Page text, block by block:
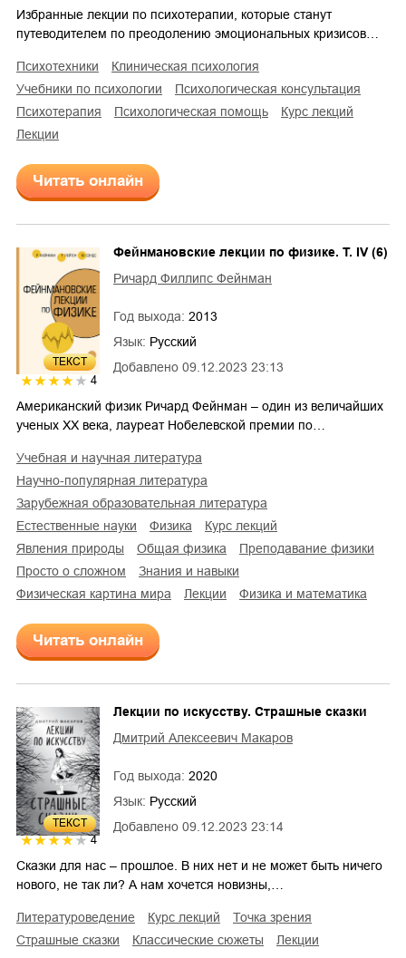
Избранные лекции по психотерапии, которые станут
путеводителем по преодолению эмоциональных кризисов…
психотехники
клиническая психология
учебники по психологии
психологическая консультация
психотерапия
психологическая помощь
курс лекций
лекции
Читать онлайн
ТЕКСТ
4
Добавлено 09.12.2023 23:13
Фейнмановские лекции по физике. Т. IV (6)
Ричард Филлипс Фейнман
Год выхода: 2013
Язык: Русский
Американский физик Ричард Фейнман – один из величайших
ученых ХХ века, лауреат Нобелевской премии по…
учебная и научная литература
научно-популярная литература
зарубежная образовательная литература
естественные науки
физика
курс лекций
явления природы
общая физика
преподавание физики
просто о сложном
знания и навыки
физическая картина мира
лекции физика и математика
Читать онлайн
ТЕКСТ
4
Добавлено 09.12.2023 23:14
Лекции по искусству. Страшные сказки
Дмитрий Алексеевич Макаров
Год выхода: 2020
Язык: Русский
Сказки для нас – прошлое. В них нет и не может быть ничего
нового, не так ли? А нам хочется новизны,…
литературоведение курс лекций
точка зрения
страшные сказки
классические сюжеты лекции